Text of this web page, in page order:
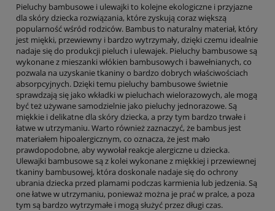
Pieluchy bambusowe i ulewajki to kolejne ekologiczne i przyjazne
dla skóry dziecka rozwiązania, które zyskują coraz większą
popularność wśród rodziców. Bambus to naturalny materiał, który
jest miękki, przewiewny i bardzo wytrzymały, dzięki czemu idealnie
nadaje się do produkcji pieluch i ulewajek. Pieluchy bambusowe są
wykonane z mieszanki włókien bambusowych i bawełnianych, co
pozwala na uzyskanie tkaniny o bardzo dobrych właściwościach
absorpcyjnych. Dzięki temu pieluchy bambusowe świetnie
sprawdzają się jako wkładki w pieluchach wielorazowych, ale mogą
być też używane samodzielnie jako pieluchy jednorazowe. Są
miękkie i delikatne dla skóry dziecka, a przy tym bardzo trwałe i
łatwe w utrzymaniu. Warto również zaznaczyć, że bambus jest
materiałem hipoalergicznym, co oznacza, że jest mało
prawdopodobne, aby wywołał reakcje alergiczne u dziecka.
Ulewajki bambusowe są z kolei wykonane z miękkiej i przewiewnej
tkaniny bambusowej, która doskonale nadaje się do ochrony
ubrania dziecka przed plamami podczas karmienia lub jedzenia. Są
one łatwe w utrzymaniu, ponieważ można je prać w pralce, a poza
tym są bardzo wytrzymałe i mogą służyć przez długi czas.